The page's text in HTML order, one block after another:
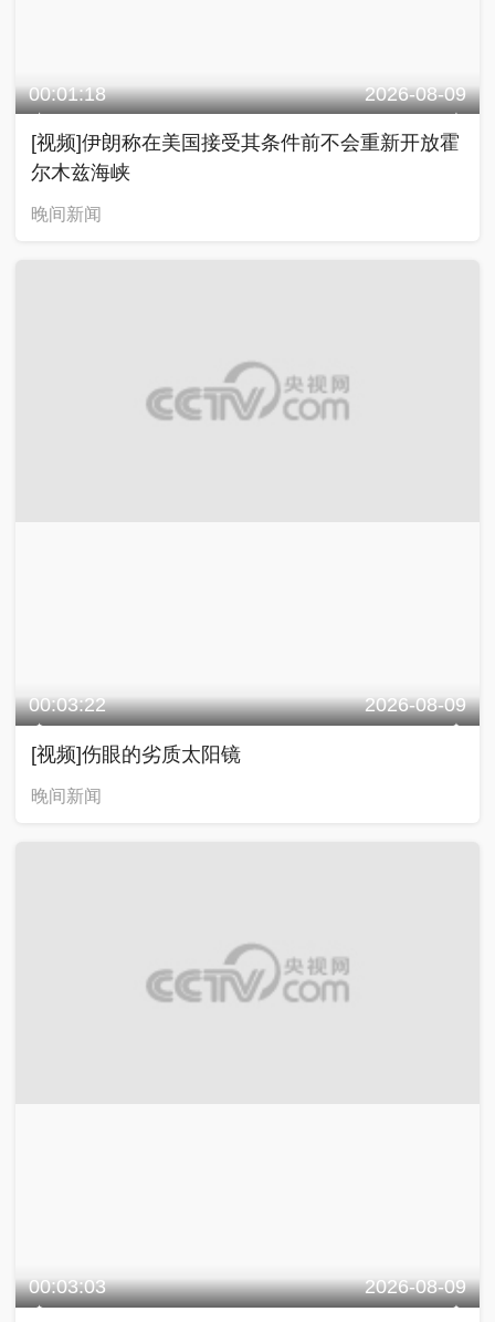
00:01:18 2026-08-09
[视频]伊朗称在美国接受其条件前不会重新开放霍
尔木兹海峡
晚间新闻
00:03:22 2026-08-09
[视频]伤眼的劣质太阳镜
晚间新闻
00:03:03 2026-08-09